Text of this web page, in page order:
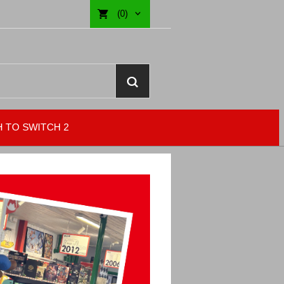
(0)
TO SWITCH 2